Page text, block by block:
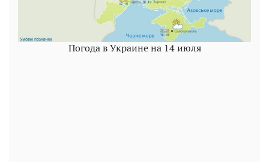
Погода в Украине на 14 июля